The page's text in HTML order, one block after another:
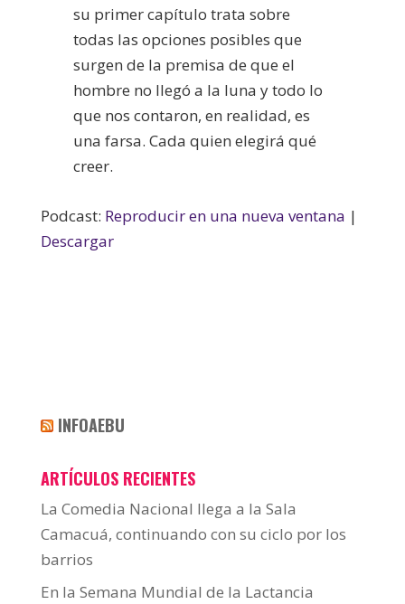
su primer capítulo trata sobre
todas las opciones posibles que
surgen de la premisa de que el
hombre no llegó a la luna y todo lo
que nos contaron, en realidad, es
una farsa. Cada quien elegirá qué
creer.
Podcast: Reproducir en una nueva ventana |
Descargar
INFOAEBU
ARTÍCULOS RECIENTES
La Comedia Nacional llega a la Sala
Camacuá, continuando con su ciclo por los
barrios
En la Semana Mundial de la Lactancia